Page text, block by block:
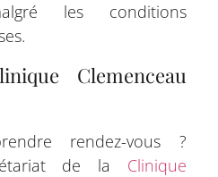
les conditions
Clemenceau
rendez-vous ?
de la Clinique